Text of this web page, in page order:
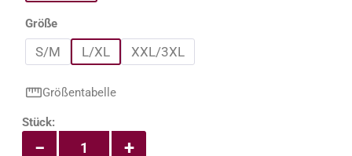
Größeauswählen
S/M L/XL XXL/3XL
Größentabelle
Produkt Anzahl: Gib den gewünschten
Stück:
+
−